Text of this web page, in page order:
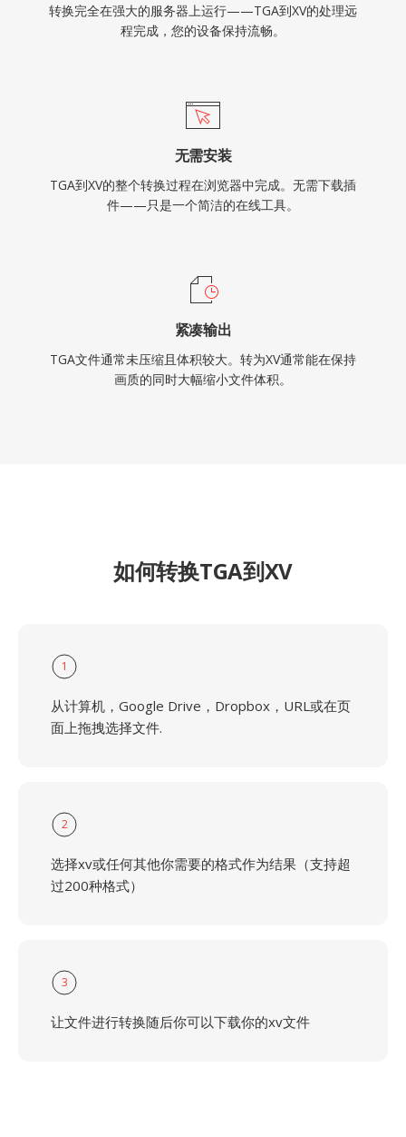
转换完全在强大的服务器上运行——TGA到XV的处理远
程完成，您的设备保持流畅。
无需安装
TGA到XV的整个转换过程在浏览器中完成。无需下载插
件——只是一个简洁的在线工具。
紧凑输出
TGA文件通常未压缩且体积较大。转为XV通常能在保持
画质的同时大幅缩小文件体积。
如何转换TGA到XV
1
从计算机，Google Drive，Dropbox，URL或在页
面上拖拽选择文件.
2
选择xv或任何其他你需要的格式作为结果（支持超
过200种格式）
3
让文件进行转换随后你可以下载你的xv文件